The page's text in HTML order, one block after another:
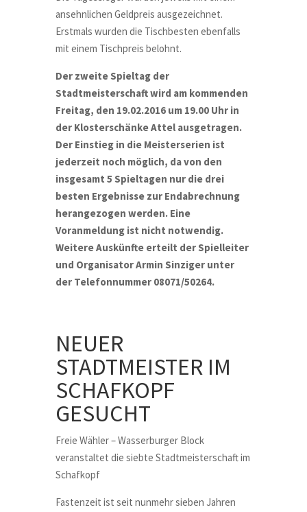
ansehnlichen Geldpreis ausgezeichnet.
Erstmals wurden die Tischbesten ebenfalls
mit einem Tischpreis belohnt.
Der zweite Spieltag der
Stadtmeisterschaft wird am kommenden
Freitag, den 19.02.2016 um 19.00 Uhr in
der Klosterschänke Attel ausgetragen.
Der Einstieg in die Meisterserien ist
jederzeit noch möglich, da von den
insgesamt 5 Spieltagen nur die drei
besten Ergebnisse zur Endabrechnung
herangezogen werden. Eine
Voranmeldung ist nicht notwendig.
Weitere Auskünfte erteilt der Spielleiter
und Organisator Armin Sinziger unter
der Telefonnummer 08071/50264.
NEUER
STADTMEISTER IM
SCHAFKOPF
GESUCHT
Freie Wähler – Wasserburger Block
veranstaltet die siebte Stadtmeisterschaft im
Schafkopf
Fastenzeit ist seit nunmehr sieben Jahren